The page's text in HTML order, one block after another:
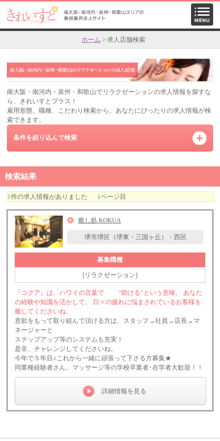
ホーム > 求人店舗検索
南大阪・南河内・泉州・和歌山でリラクゼーションの求人情報を探すな
ら、きれいすとプラス！
雇用形態、職種、こだわり検索から、あなたにぴったりの求人情報が検
索できます。
条件を絞り込んで検索
検索結果
1件の求人情報がありました 1ページ目
癒し処 KOKUA
堺市堺区（堺東・三国ヶ丘）・西区
募集職種
[リラクゼーション]
『コクア』は、ハワイの言葉で “助ける”という意味。 あなた
の経験や知識を活かして、 日々の疲れに悩まされているお客様を
癒してくださいね。
意欲をもって取り組んで頂ける方は、スタッフ→社員→店長→マ
ネージャーと
ステップアップ等のシステムも充実！
是非、チャレンジしてくださいね。
今年で５年目♪これから一緒に頑張って下さる方募集★
同業種経験者さん、マッサージ等の学校卒業者･在学者大歓迎！！
詳細情報を見る